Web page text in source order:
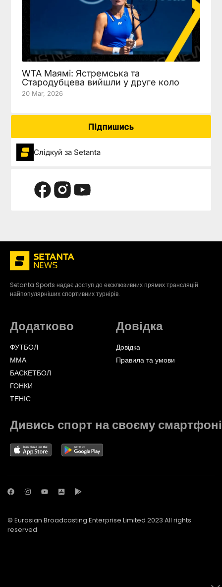
WTA Маямі: Ястремська та
Стародубцева вийшли у друге коло
20 Mar, 2026
Підпишись
Слідкуй за Setanta
Setanta Sports надає доступ до ексклюзивних прямих трансляцій
найпопулярніших спортивних турнірів.
Додатково
ФУТБОЛ
ММА
БАСКЕТБОЛ
ГОНКИ
TЕНІС
Довідка
Довідка
Правила та умови
Дивись спорт на своєму смартфоні
© Eurasian Broadcasting Enterprise Limited 2023 All rights
reserved